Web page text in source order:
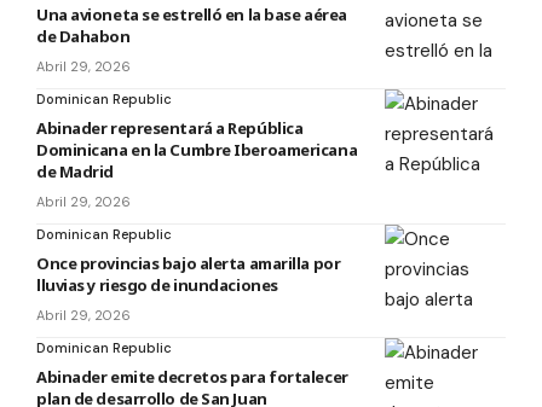
Una avioneta se estrelló en la base aérea
de Dahabon
Abril 29, 2026
Dominican Republic
Abinader representará a República
Dominicana en la Cumbre Iberoamericana
de Madrid
Abril 29, 2026
Dominican Republic
Once provincias bajo alerta amarilla por
lluvias y riesgo de inundaciones
Abril 29, 2026
Dominican Republic
Abinader emite decretos para fortalecer
plan de desarrollo de San Juan